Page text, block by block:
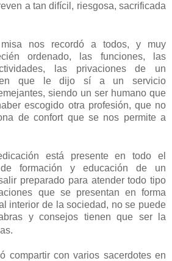
a tan difícil, riesgosa, sacrificada
nos recordó a todos, y muy
ordenado, las funciones, las
las privaciones de un
que le dijo sí a un servicio
siendo un ser humano que
escogido otra profesión, que no
de confort que se nos permite a
está presente en todo el
de formación y educación de un
preparado para atender todo tipo
que se presentan en forma
interior de la sociedad, no se puede
y consejos tienen que ser la
compartir con varios sacerdotes en